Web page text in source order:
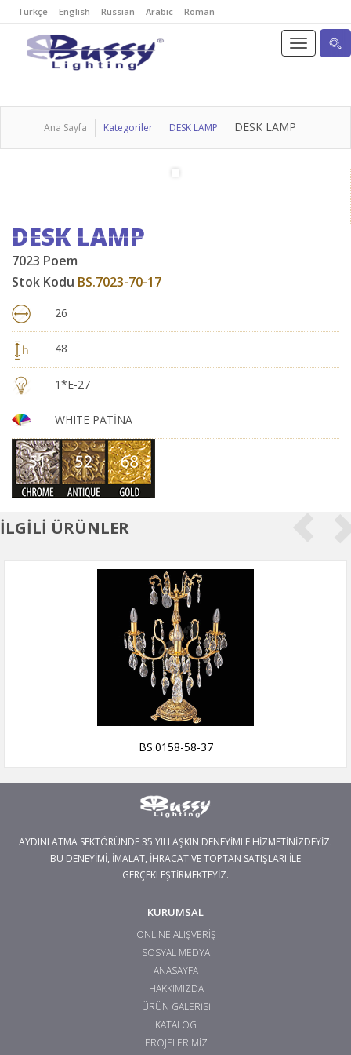
Türkçe English Russian Arabic Roman
Ana Sayfa Kategoriler DESK LAMP DESK LAMP
DESK LAMP
7023 Poem
Stok Kodu BS.7023-70-17
26
48
1*E-27
WHITE PATİNA
İLGİLİ ÜRÜNLER
BS.0158-58-37
AYDINLATMA SEKTÖRÜNDE 35 YILI AŞKIN DENEYİMLE HİZMETİNİZDEYİZ.
BU DENEYİMİ, İMALAT, İHRACAT VE TOPTAN SATIŞLARI İLE
GERÇEKLEŞTİRMEKTEYİZ.
KURUMSAL
ONLINE ALIŞVERİŞ
SOSYAL MEDYA
ANASAYFA
HAKKIMIZDA
ÜRÜN GALERİSİ
KATALOG
PROJELERİMİZ